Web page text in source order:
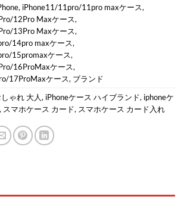
, iPhone11/11pro/11pro maxケース,
12Pro Maxケース,
13Pro Maxケース,
14pro maxケース,
15promaxケース,
16ProMaxケース,
17ProMaxケース, ブランド
ゃれ 大人, iPhoneケース ハイブランド, iphoneケ
, スマホケース カード, スマホケース カード入れ